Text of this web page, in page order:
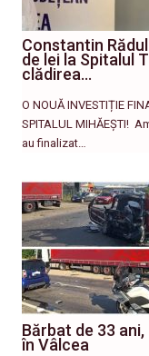
Constantin
de lei la Spitalul
clădirea…
O NOUĂ INVESTIȚIE
SPITALUL MIHĂEȘTI!
au finalizat…
Bărbat de 33
în Vâlcea